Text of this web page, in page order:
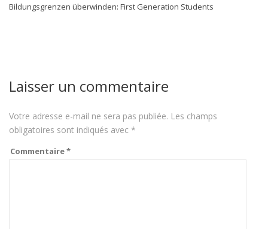
Bildungsgrenzen überwinden: First Generation Students
Laisser un commentaire
Votre adresse e-mail ne sera pas publiée. Les champs
obligatoires sont indiqués avec *
Commentaire*